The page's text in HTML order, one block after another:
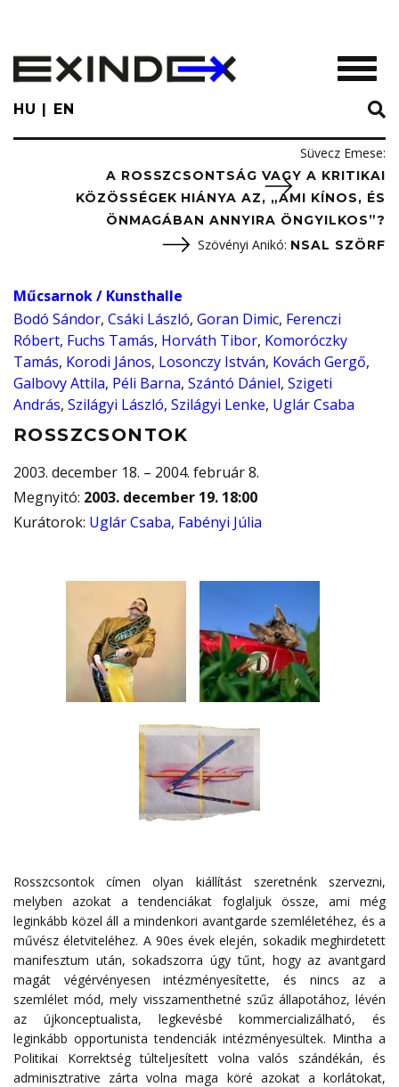
main
content
HU EN
Süvecz Emese:
A ROSSZCSONTSÁG VAGY A KRITIKAI
KÖZÖSSÉGEK HIÁNYA AZ, „AMI KÍNOS, ÉS
ÖNMAGÁBAN ANNYIRA ÖNGYILKOS”?
Szövényi Anikó: NSAL SZÖRF
Műcsarnok / Kunsthalle
Bodó Sándor, Csáki László, Goran Dimic, Ferenczi
Róbert, Fuchs Tamás, Horváth Tibor, Komoróczky
Tamás, Korodi János, Losonczy István, Kovách Gergő,
Galbovy Attila, Péli Barna, Szántó Dániel, Szigeti
András, Szilágyi László, Szilágyi Lenke, Uglár Csaba
ROSSZCSONTOK
2003. december 18. – 2004. február 8.
Megnyitó: 2003. december 19. 18:00
Kurátorok: Uglár Csaba, Fabényi Júlia
Rosszcsontok címen olyan kiállítást szeretnénk szervezni,
melyben azokat a tendenciákat foglaljuk össze, ami még
leginkább közel áll a mindenkori avantgarde szemléletéhez, és a
művész életviteléhez. A 90es évek elején, sokadik meghirdetett
manifesztum után, sokadszorra úgy tűnt, hogy az avantgard
magát végérvényesen intézményesítette, és nincs az a
szemlélet mód, mely visszamenthetné szűz állapotához, lévén
az újkonceptualista, legkevésbé kommercializálható, és
leginkább opportunista tendenciák intézményesültek. Mintha a
Politikai Korrektség túlteljesített volna valós szándékán, és
adminisztrative zárta volna maga köré azokat a korlátokat,